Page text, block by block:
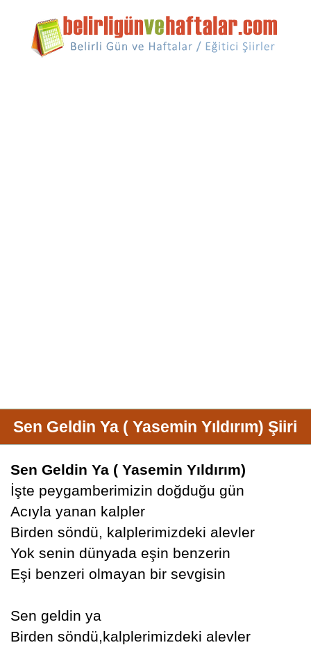
Sen Geldin Ya ( Yasemin Yıldırım) Şiiri
Sen Geldin Ya ( Yasemin Yıldırım)
İşte peygamberimizin doğduğu gün
Acıyla yanan kalpler
Birden söndü, kalplerimizdeki alevler
Yok senin dünyada eşin benzerin
Eşi benzeri olmayan bir sevgisin
Sen geldin ya
Birden söndü,kalplerimizdeki alevler